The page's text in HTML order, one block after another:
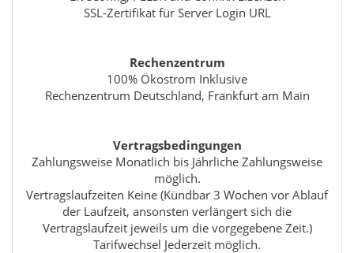
SSL-Zertifikat für Server Login URL
Rechenzentrum
100% Ökostrom Inklusive
Rechenzentrum Deutschland, Frankfurt am Main
Vertragsbedingungen
Zahlungsweise Monatlich bis Jährliche Zahlungsweise
möglich.
Vertragslaufzeiten Keine (Kündbar 3 Wochen vor Ablauf
der Laufzeit, ansonsten verlängert sich die
Vertragslaufzeit jeweils um die vorgegebene Zeit.)
Tarifwechsel Jederzeit möglich.